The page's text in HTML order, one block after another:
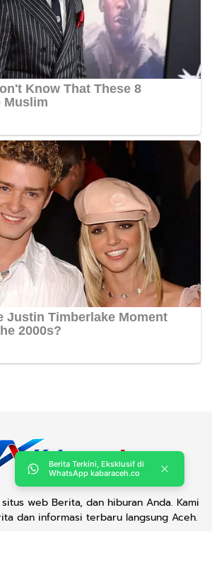
web Berita, dan hiburan Anda. Kami
dan informasi terbaru langsung Aceh.
Berita Terkini, Eksklusif di
WhatsApp kabaraceh.co